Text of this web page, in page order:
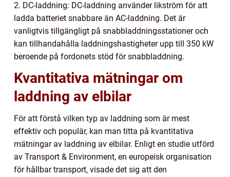
2. DC-laddning: DC-laddning använder likström för att
ladda batteriet snabbare än AC-laddning. Det är
vanligtvis tillgängligt på snabbladdningsstationer och
kan tillhandahålla laddningshastigheter upp till 350 kW
beroende på fordonets stöd för snabbladdning.
Kvantitativa mätningar om
laddning av elbilar
För att förstå vilken typ av laddning som är mest
effektiv och populär, kan man titta på kvantitativa
mätningar av laddning av elbilar. Enligt en studie utförd
av Transport & Environment, en europeisk organisation
för hållbar transport, visade det sig att den